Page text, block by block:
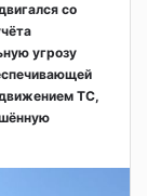
со
угрозу
ТС,